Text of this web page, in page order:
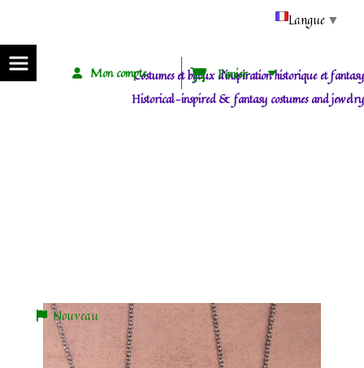
Costumes et bijoux d'inspiration historique et fantasy
Historical-inspired & fantasy costumes and jewelry
Mon compte Panier
Nouveau
Langue ▼